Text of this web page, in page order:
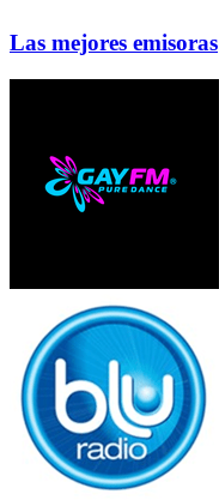
Las mejores emisoras